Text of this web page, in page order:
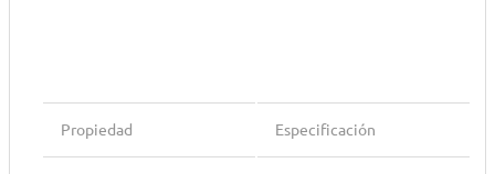
Propiedad Especificación